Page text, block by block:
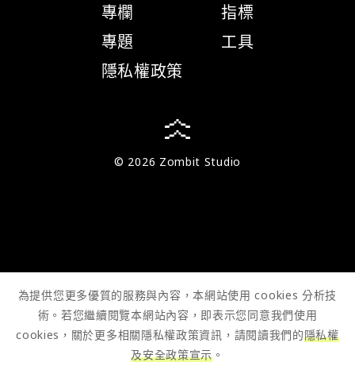
專欄
專題
隱私權政策
指標
工具
© 2026 Zombit Studio
為提供您更多優質的服務與內容，本網站使用 cookies 分析技
術。若您繼續閱覽本網站內容，即表示您同意我們使用
cookies，關於更多相關隱私權政策資訊，請閱讀我們的隱私權
及安全政策宣示 。